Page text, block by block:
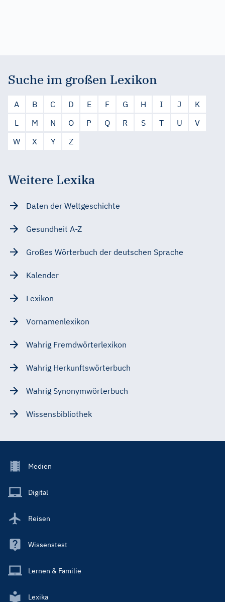
Suche im großen Lexikon
A B C D E F G H I J
K
L
M N O P Q R S T U
V
W
X Y Z
Weitere Lexika
Daten der Weltgeschichte
Gesundheit A-Z
Großes Wörterbuch der deutschen Sprache
Kalender
Lexikon
Vornamenlexikon
Wahrig Fremdwörterlexikon
Wahrig Herkunftswörterbuch
Wahrig Synonymwörterbuch
Wissensbibliothek
Footer
Main
Medien
Digital
Reisen
Wissenstest
Lernen & Familie
Lexika